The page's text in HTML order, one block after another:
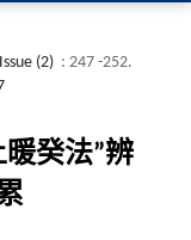
Issue (2) : 247 -252.
癸法”辨